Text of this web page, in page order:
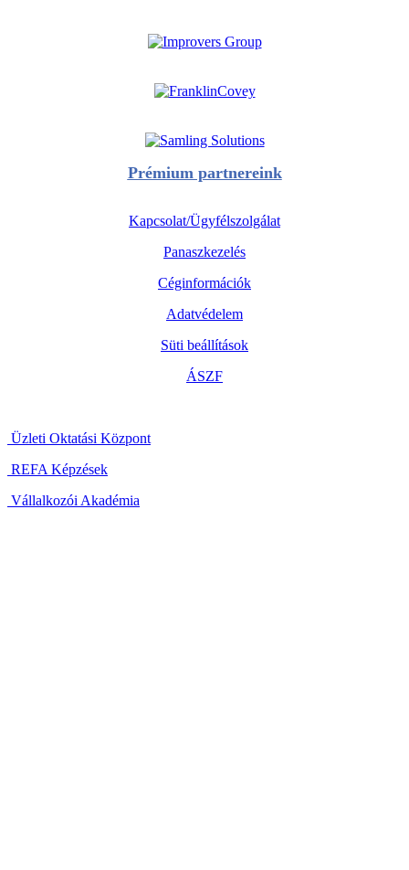
Prémium partnereink
Kapcsolat/Ügyfélszolgálat
Panaszkezelés
Céginformációk
Adatvédelem
Süti beállítások
ÁSZF
Üzleti Oktatási Központ
REFA Képzések
Vállalkozói Akadémia